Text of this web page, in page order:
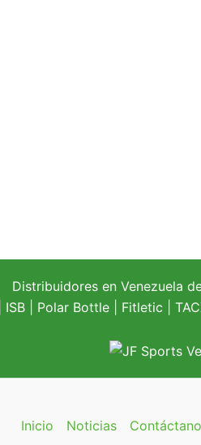
Distribuidores en Venezuela
| ISB | Polar Bottle| Fitletic
Inicio Noticias